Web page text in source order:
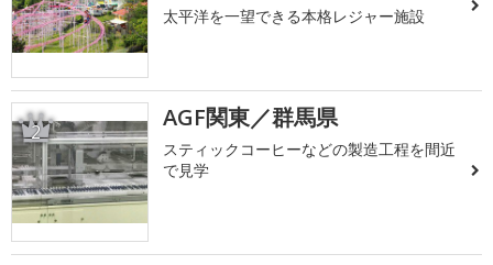
太平洋を一望できる本格レジャー施設
2 AGF関東／群馬県
スティックコーヒーなどの製造工程を間近
で見学